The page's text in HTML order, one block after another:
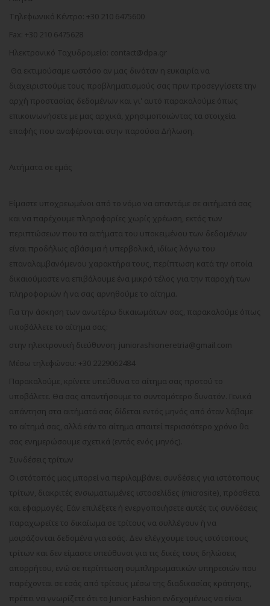
Τηλεφωνικό Κέντρο: +30 210 6475600
Fax: +30 210 6475628
Ηλεκτρονικό Ταχυδρομείο: contact@dpa.gr
Θα εκτιμούσαμε ωστόσο αν μας δινόταν η ευκαιρία να
διαχειριστούμε τους προβληματισμούς σας πριν προσεγγίσετε την
αρχή προστασίας δεδομένων και γι' αυτό παρακαλούμε όπως
επικοινωνήσετε με μας αρχικά, χρησιμοποιώντας τα στοιχεία
επαφής που αναφέρονται στην παρούσα Δήλωση.
Αιτήματα σε εμάς
Είμαστε υποχρεωμένοι από το νόμο να απαντάμε σε αιτήματά σας
και να παρέχουμε πληροφορίες χωρίς χρέωση, εκτός των
περιπτώσεων που τα αιτήματα του υποκειμένου των δεδομένων
είναι προδήλως αβάσιμα ή υπερβολικά, ιδίως λόγω του
επαναλαμβανόμενου χαρακτήρα τους, περίπτωση κατά την οποία
δικαιούμαστε να επιβάλουμε ένα μικρό τέλος για την παροχή των
πληροφοριών ή να σας αρνηθούμε το αίτημα.
Για την άσκηση των ανωτέρω δικαιωμάτων σας, παρακαλούμε όπως
υποβάλλετε το αίτημα σας:
στην ηλεκτρονική διεύθυνση: juniorashioneretria@gmail com
Μέσω τηλεφώνου: +30 2229062484
Παρακαλούμε, κρίνετε υπεύθυνα το αίτημα σας προτού το
υποβάλετε. Θα σας απαντήσουμε το συντομότερο δυνατόν. Γενικά
απάντηση στα αιτήματά σας δίδεται εντός μηνός από όταν λάβαμε
το αίτημά σας, αλλά εάν το αίτημα απαιτεί περισσότερο χρόνο θα
σας ενημερώσουμε σχετικά (εντός ενός μηνός).
Συνδέσεις τρίτων
Ο ιστότοπός μας μπορεί να περιλαμβάνει συνδέσεις για ιστότοπους
τρίτων, διακριτές ενσωματωμένες ιστοσελίδες (microsite), πρόσθετα
και εφαρμογές. Εάν επιλέξετε ή ενεργοποιήσετε αυτές τις συνδέσεις
παραχωρείτε το δικαίωμα σε τρίτους να συλλέγουν ή να
μοιράζονται δεδομένα για εσάς. Δεν ελέγχουμε τους ιστότοπους
τρίτων και δεν είμαστε υπεύθυνοι για τις δικές τους δηλώσεις
απορρήτου, ενώ σε περίπτωση συμπληρωματικών υπηρεσιών που
παρέχονται σε εσάς από τρίτους μέσω της διαδικασίας κράτησης,
πρέπει να γνωρίζετε ότι το Junior Fashion ενδεχομένως να είναι